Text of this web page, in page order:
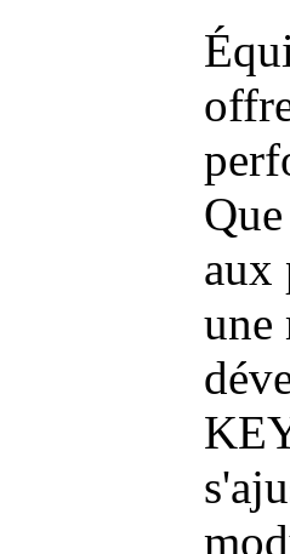
aux
une